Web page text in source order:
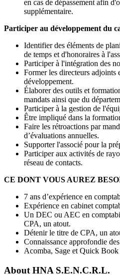
en cas de dépassement afin
supplémentaire.
Participer au développement du
Identifier des éléments de
de temps et d'honoraires à
Participer à l'intégration des
Former les directeurs adjoints
développement.
Élaborer des outils et
mandats ainsi que du
Participer à la gestion de
Être impliqué dans la
Faire les rétroactions par
d’évaluations annuelles.
Supporter l'associé pour la
Participer aux activités de
réseau de contacts.
CE DONT VOUS AUREZ
7 ans d’expérience en
Expérience en cabinet
Un DEC ou AEC en
CPA, un atout.
Détenir le titre de CPA, un
Connaissance approfondie
Acomba, Sage et Quick
About HNA S.E.N.C.R.L.